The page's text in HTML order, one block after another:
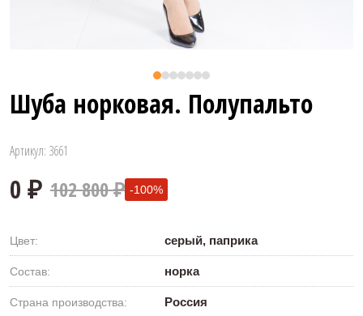
Шуба норковая. Полупальто
Артикул: 3661
102 800 ₽ -100%
Цвет: серый, паприка
Состав: норка
Страна производства: Россия